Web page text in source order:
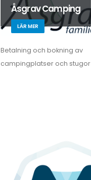
Åsgrav Camping
LÄR MER
Betalning och bokning av
campingplatser och stugor